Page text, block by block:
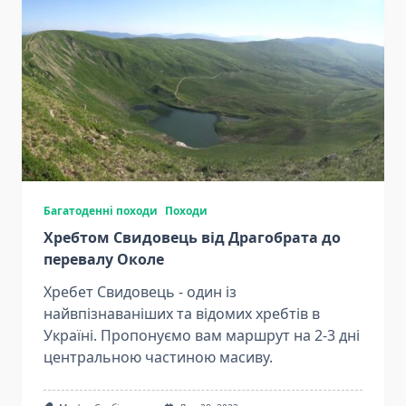
Багатоденні походи Походи
Хребтом Свидовець від Драгобрата до
перевалу Околе
Хребет Свидовець - один із
найвпізнаваніших та відомих хребтів в
Україні. Пропонуємо вам маршрут на 2-3 дні
центральною частиною масиву.